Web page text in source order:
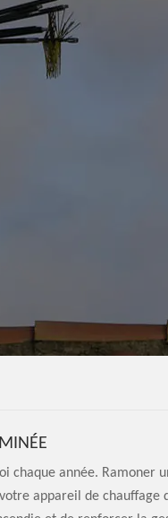
chaque année. Ramoner
appareil de chauffage